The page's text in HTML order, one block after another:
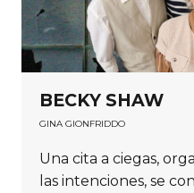
BECKY SHAW
GINA GIONFRIDDO
Una cita a ciegas,
las intenciones, se